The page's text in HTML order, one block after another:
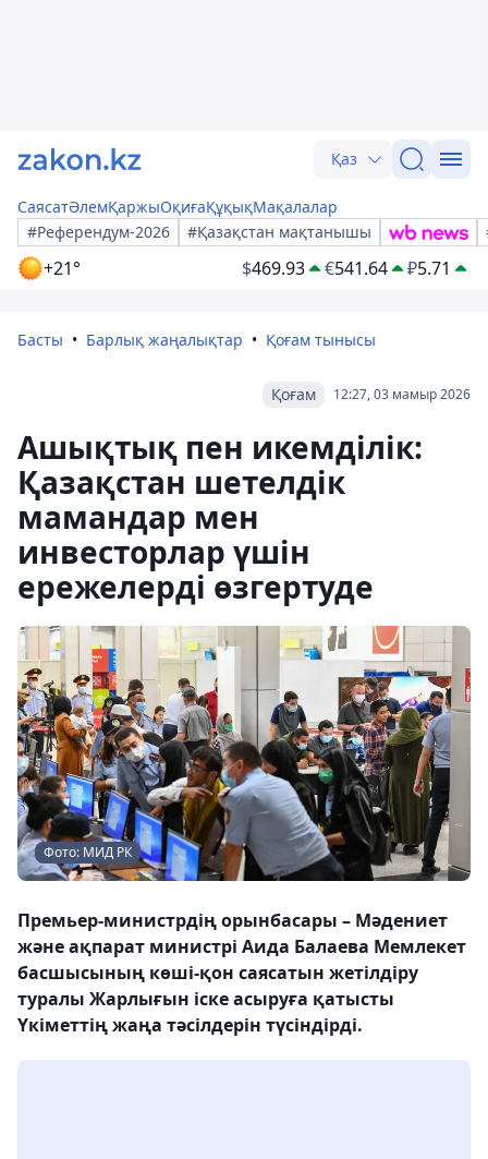
Қаз
СаясатӘлемҚаржыОқиғаҚұқықМақалалар
#Референдум-2026
#Қазақстан мақтанышы
+21° $469.93 €541.64 ₽5.71
Басты Барлық жаңалықтар Қоғам тынысы
12:27, 03 мамыр 2026
Қоғам
Ашықтық пен икемділік:
Қазақстан шетелдік
мамандар мен
инвесторлар үшін
ережелерді өзгертуде
Фото: МИД РК
Премьер-министрдің орынбасары – Мәдениет
және ақпарат министрі Аида Балаева Мемлекет
басшысының көші-қон саясатын жетілдіру
туралы Жарлығын іске асыруға қатысты
Үкіметтің жаңа тәсілдерін түсіндірді.